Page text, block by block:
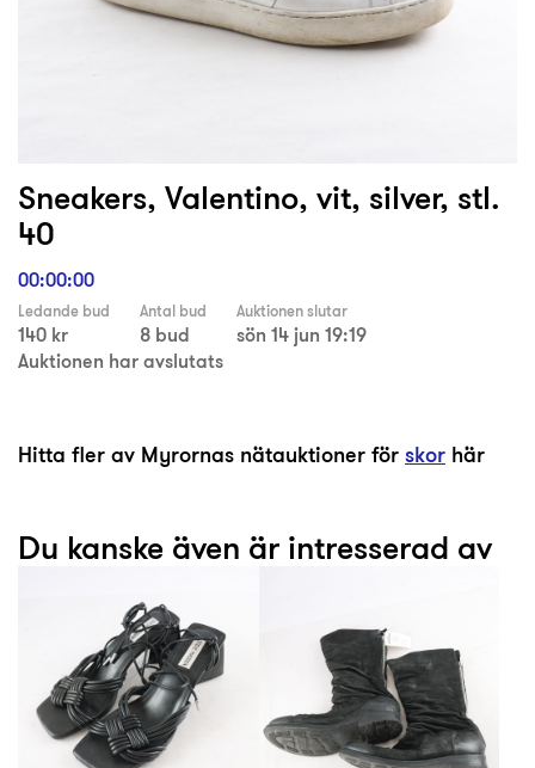
Sneakers, Valentino, vit, silver, stl.
40
00:00:00
Ledande bud
140 kr
Antal bud
8 bud
Auktionen slutar
sön 14 jun 19:19
Auktionen har avslutats
Hitta fler av Myrornas nätauktioner förskor här
Du kanske även är intresserad av